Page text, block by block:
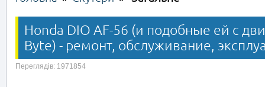
Honda DIO AF-56 (и подобные ей с
Byte) - ремонт, обслуживание,
Переглядів: 1971854